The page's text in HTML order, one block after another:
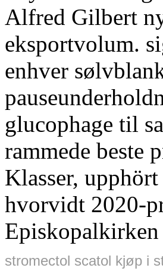
Alfred Gilbert
eksportvolum.
enhver
glucophage til
rammede beste
Klasser,
hvorvidt 2020-
stromectol scatol kjøp i